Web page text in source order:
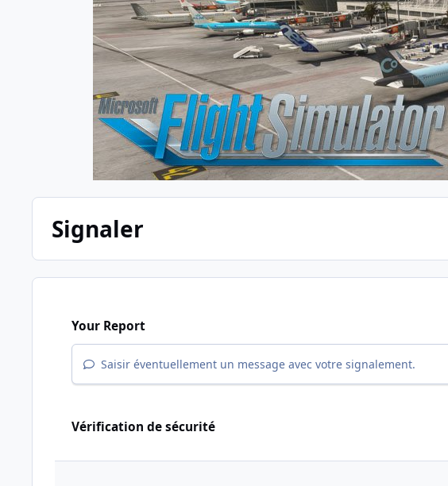
Signaler
Your Report
Saisir éventuellement un message avec votre signalement.
Vérification de sécurité